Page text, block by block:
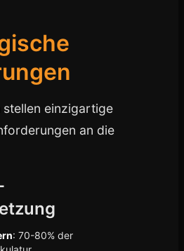
einzigartige
an die
: 70-80% der